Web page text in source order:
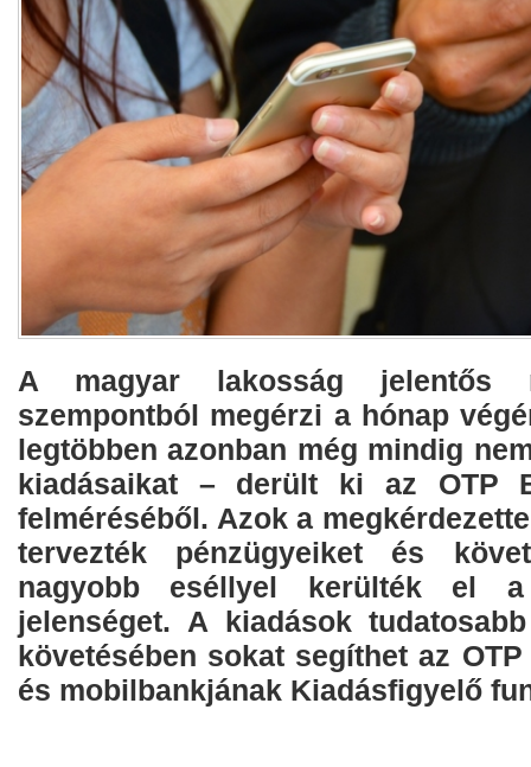
A magyar lakosság jelentős
szempontból megérzi a hónap
legtöbben azonban még mindig
kiadásaikat – derült ki az OTP
felméréséből. Azok a
tervezték pénzügyeiket és
nagyobb eséllyel kerülték el a
jelenséget. A kiadások
követésében sokat segíthet az
és mobilbankjának Kiadásfigyelő